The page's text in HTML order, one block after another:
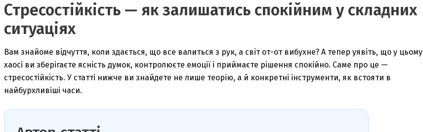
Стресостійкість — як залишатись спокійним у складних
ситуаціях
Вам знайоме відчуття, коли здається, що все валиться з рук, а світ от-от вибухне? А тепер уявіть, що у цьому
хаосі ви зберігаєте ясність думок, контролюєте емоції і приймаєте рішення спокійно. Саме про це —
стресостійкість. У статті нижче ви знайдете не лише теорію, а й конкретні інструменти, як встояти в
найбурхливіші часи.